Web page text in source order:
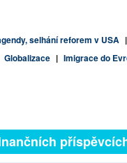
selhání reforem v USA |
Globalizace | Imigrace do